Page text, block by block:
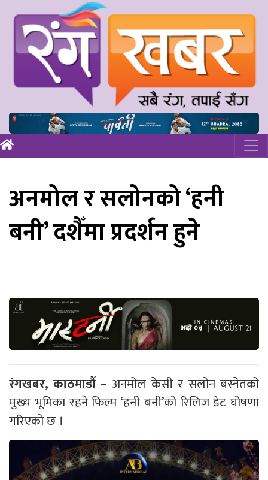
अनमोल र सलोनको ‘हनी
बनी’ दशैँमा प्रदर्शन हुने
रंगखबर, काठमाडौँ – अनमोल केसी र सलोन बस्नेतको
मुख्य भूमिका रहने फिल्म ‘हनी बनी’को रिलिज डेट घोषणा
गरिएको छ ।